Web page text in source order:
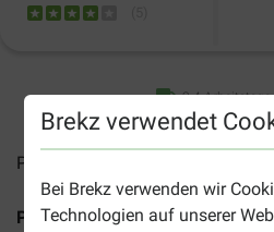
Brekz verwendet
Bei Brekz verwenden wir
Technologien auf unserer
2-4
Preise inkl. MwSt zzgl.
Prins VitalCare Adult Maxi